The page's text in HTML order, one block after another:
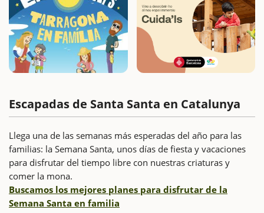
Escapadas de Santa Santa en Catalunya
Llega una de las semanas más esperadas del año para las
familias: la Semana Santa, unos días de fiesta y vacaciones
para disfrutar del tiempo libre con nuestras criaturas y
comer la mona.
Buscamos los mejores planes para disfrutar de la
Semana Santa en familia